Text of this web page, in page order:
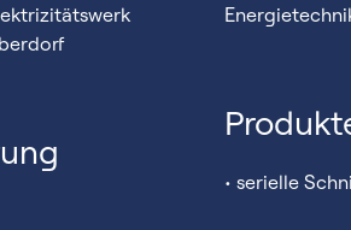
• serielle